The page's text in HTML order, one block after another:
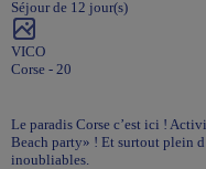
Séjour de 12 jour(s)
VICO
Corse - 20
Le paradis Corse c’est ici !
Beach party» ! Et surtout plein
inoubliables.